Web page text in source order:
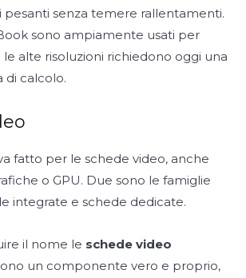
pesanti senza temere rallentamenti.
sono ampiamente usati per
le alte risoluzioni richiedono oggi una
di calcolo.
fatto per le schede video, anche
o GPU. Due sono le famiglie
integrate e schede dedicate.
il nome le schede video
un componente vero e proprio,